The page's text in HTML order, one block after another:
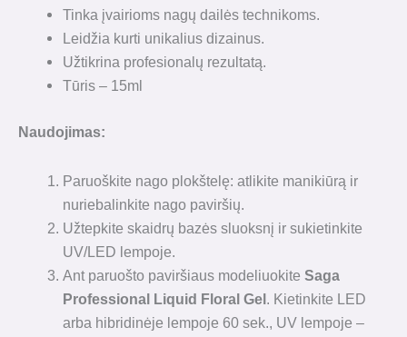
Tinka įvairioms nagų dailės technikoms.
Leidžia kurti unikalius dizainus.
Užtikrina profesionalų rezultatą.
Tūris – 15ml
Naudojimas:
Paruoškite nago plokštelę: atlikite manikiūrą ir
nuriebalinkite nago paviršių.
Užtepkite skaidrų bazės sluoksnį ir sukietinkite
UV/LED lempoje.
Ant paruošto paviršiaus modeliuokiteSaga
Professional Liquid Floral Gel . Kietinkite LED
arba hibridinėje lempoje 60 sek., UV lempoje –